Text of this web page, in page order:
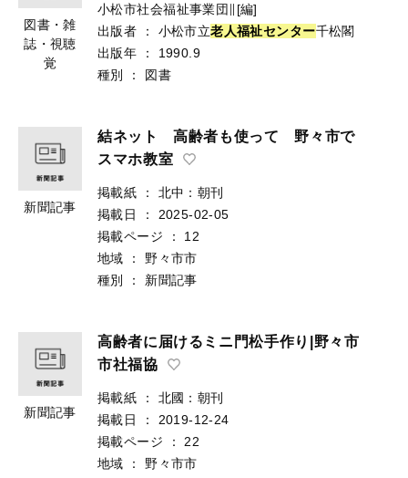
図書・雑
誌・視聴
覚
小松市社会福祉事業団∥[編]
出版者
： 小松市立老 人福祉センター千松閣
出版年
：
1990.9
種別
： 図書
新聞記事
結ネット 高齢者も使って 野々市で
スマホ教室
掲載紙 ：
北中：朝刊
掲載日
：
2025-02-05
掲載ページ
：
12
地域
：
野々市市
種別
： 新聞記事
新聞記事
高齢者に届けるミニ門松手作り|野々市
市社福協
掲載紙 ：
北國：朝刊
掲載日
：
2019-12-24
掲載ページ
：
22
地域
：
野々市市